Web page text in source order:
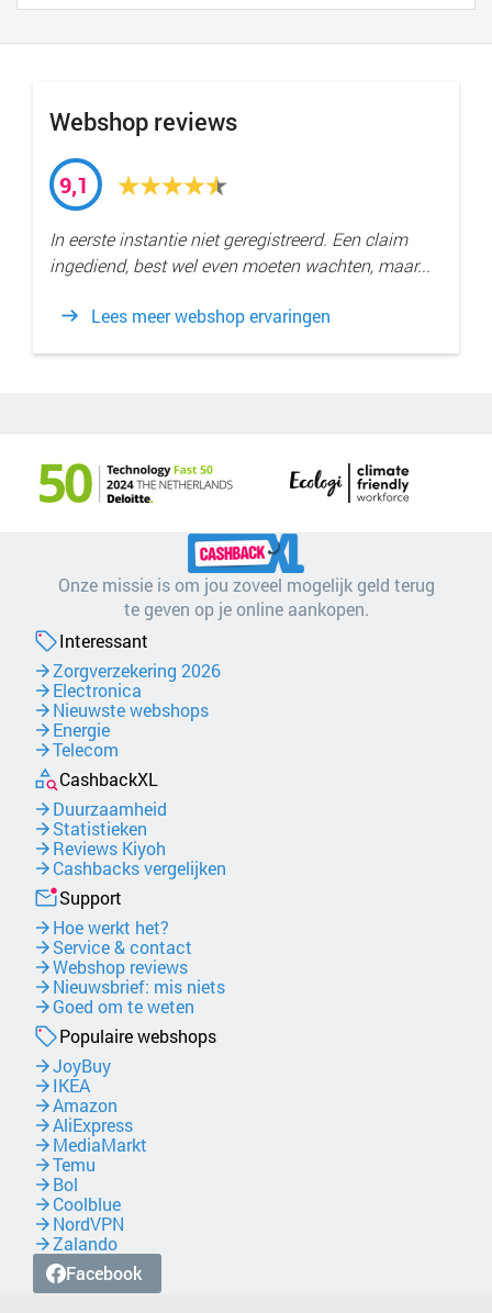
Webshop reviews
9,1
In eerste instantie niet geregistreerd. Een claim
ingediend, best wel even moeten wachten, maar...
Lees meer webshop ervaringen
Onze missie is om jou zoveel mogelijk geld terug
te geven op je online aankopen.
Interessant
Zorgverzekering 2026
Electronica
Nieuwste webshops
Energie
Telecom
CashbackXL
Duurzaamheid
Statistieken
Reviews Kiyoh
Cashbacks vergelijken
Support
Hoe werkt het?
Service & contact
Webshop reviews
Nieuwsbrief: mis niets
Goed om te weten
Populaire webshops
JoyBuy
IKEA
Amazon
AliExpress
MediaMarkt
Temu
Bol
Coolblue
NordVPN
Zalando
Facebook